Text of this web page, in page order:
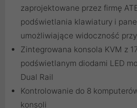
zaprojektowane przez firmę
podświetlania klawiatury i
umożliwiające widoczność
Zintegrowana konsola KVM z
podświetlanym diodami LED
Dual Rail
Kontrolowanie do 8
konsoli